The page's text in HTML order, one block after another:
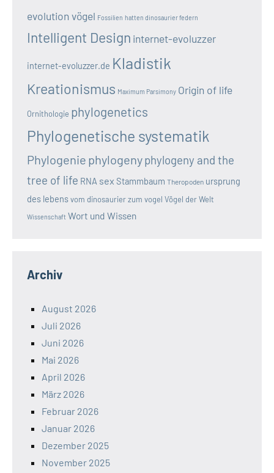
evolution vögel Fossilien hatten dinosaurier federn
Intelligent Design internet-evoluzzer
internet-evoluzzer.de Kladistik
Kreationismus Maximum Parsimony Origin of life
Ornithologie phylogenetics
Phylogenetische systematik
Phylogenie phylogenyphylogeny and the
tree of life RNA sex Stammbaum Theropoden ursprung
des lebensvom dinosaurier zum vogel Vögel der Welt
Wissenschaft Wort und Wissen
Archiv
August 2026
Juli 2026
Juni 2026
Mai 2026
April 2026
März 2026
Februar 2026
Januar 2026
Dezember 2025
November 2025